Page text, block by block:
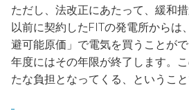
ただし、法改正にあたって、緩和
以前に契約したFITの発電所からは
避可能原価」で電気を買うことが
年度にはその年限が終了します。
たな負担となってくる、ということ